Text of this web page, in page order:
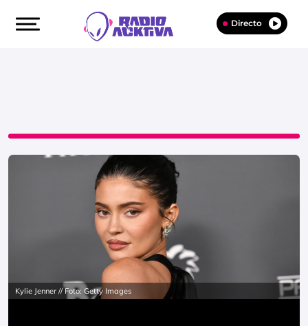
Directo
Kylie Jenner // Foto: Getty Images